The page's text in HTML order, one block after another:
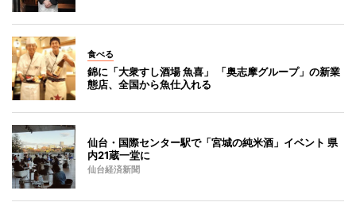
食べる
錦に「大衆すし酒場 魚喜」 「奥志摩グループ」の新業
態店、全国から魚仕入れる
仙台・国際センター駅で「宮城の純米酒」イベント 県
内21蔵一堂に
仙台経済新聞